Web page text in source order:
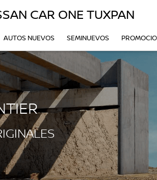
CAR ONE TUXPAN
AUTOS NUEVOS SEMINUEVOS